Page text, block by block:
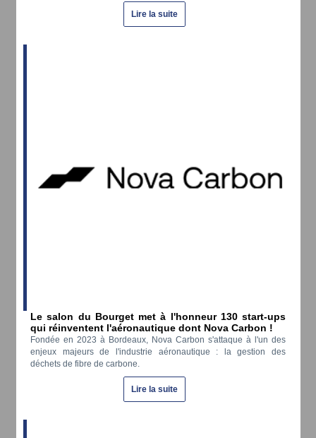
Lire la suite
Le salon du Bourget met à l'honneur 130 start-ups
qui réinventent l'aéronautique dont Nova Carbon !
Fondée en 2023 à Bordeaux, Nova Carbon s'attaque à l'un des
enjeux majeurs de l'industrie aéronautique : la gestion des
déchets de fibre de carbone.
Lire la suite